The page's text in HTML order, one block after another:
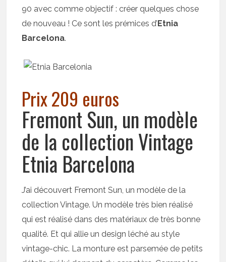
90 avec comme objectif : créer quelques chose
de nouveau ! Ce sont les prémices d’ Etnia
Barcelona.
Prix 209 euros
Fremont Sun, un modèle
de la collection Vintage
Etnia Barcelona
J’ai découvert Fremont Sun, un modèle de la
collection Vintage. Un modèle très bien réalisé
qui est réalisé dans des matériaux de très bonne
qualité. Et qui allie un design léché au style
vintage-chic. La monture est parsemée de petits